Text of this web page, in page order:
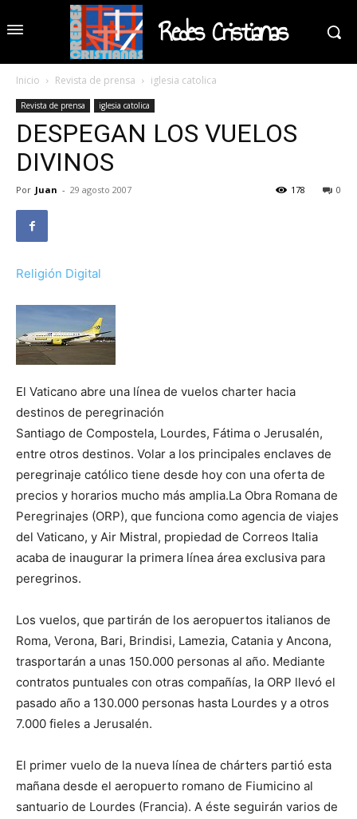
Redes Cristianas
Inicio Revista de prensa iglesia catolica
Revista de prensa iglesia catolica
DESPEGAN LOS VUELOS
DIVINOS
Por Juan - 29 agosto 2007 0
178
Religión Digital
El Vaticano abre una línea de vuelos charter hacia
destinos de peregrinación
Santiago de Compostela, Lourdes, Fátima o Jerusalén,
entre otros destinos. Volar a los principales enclaves de
peregrinaje católico tiene desde hoy con una oferta de
precios y horarios mucho más amplia.La Obra Romana de
Peregrinajes (ORP), que funciona como agencia de viajes
del Vaticano, y Air Mistral, propiedad de Correos Italia
acaba de inaugurar la primera línea área exclusiva para
peregrinos.
Los vuelos, que partirán de los aeropuertos italianos de
Roma, Verona, Bari, Brindisi, Lamezia, Catania y Ancona,
trasportarán a unas 150.000 personas al año. Mediante
contratos puntuales con otras compañías, la ORP llevó el
pasado año a 130.000 personas hasta Lourdes y a otros
7.000 fieles a Jerusalén.
El primer vuelo de la nueva línea de chárters partió esta
mañana desde el aeropuerto romano de Fiumicino al
santuario de Lourdes (Francia). A éste seguirán varios de